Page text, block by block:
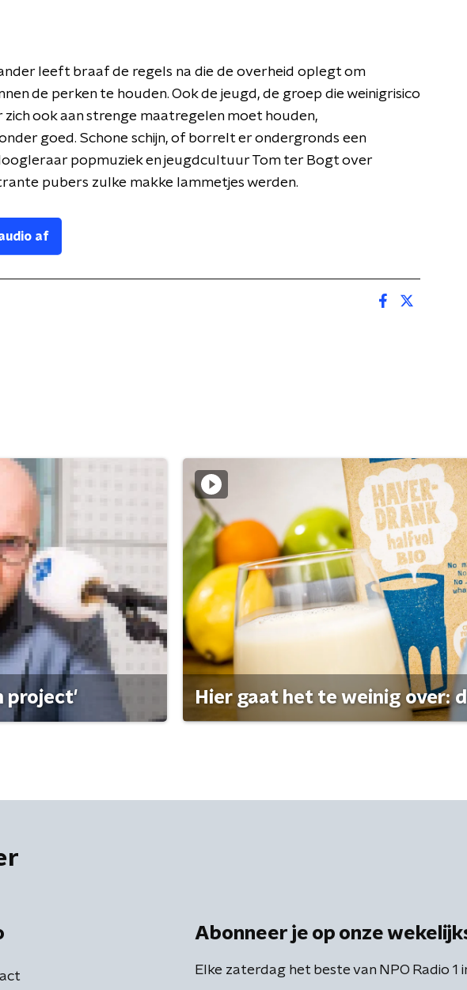
leeft braaf de regels na die de overheid oplegt om
de perken te houden. Ook de jeugd, de groep die weinigrisico
zich ook aan strenge maatregelen moet houden,
goed. Schone schijn, of borrelt er ondergronds een
popmuziek en jeugdcultuur Tom ter Bogt over
pubers zulke makke lammetjes werden.
af
project' Hier gaat het te weinig over:
Abonneer je op onze
Elke zaterdag het beste van NPO Radio 1